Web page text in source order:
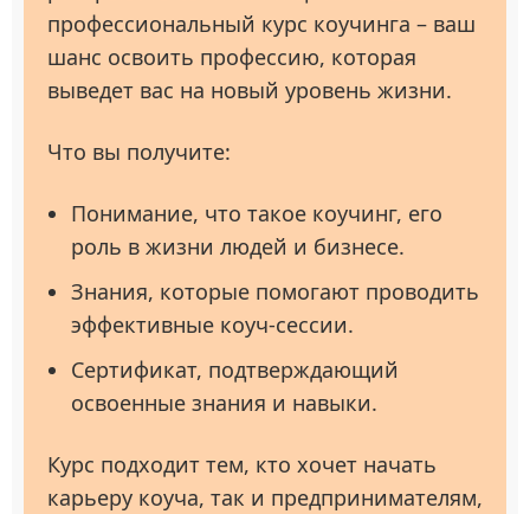
профессиональный курс коучинга – ваш
шанс освоить профессию, которая
выведет вас на новый уровень жизни.
Что вы получите:
Понимание, что такое коучинг, его
роль в жизни людей и бизнесе.
Знания, которые помогают проводить
эффективные коуч-сессии.
Сертификат, подтверждающий
освоенные знания и навыки.
Курс подходит тем, кто хочет начать
карьеру коуча, так и предпринимателям,